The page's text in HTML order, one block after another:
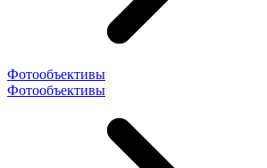
Фотообъективы
Фотообъективы